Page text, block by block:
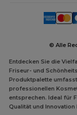
© Alle
Entdecken Sie die
Friseur- und
Produktpalette
professionellen
entsprechen. Ideal für
Qualität und Innovation